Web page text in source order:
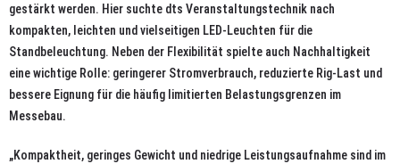
gestärkt werden. Hier suchte dts Veranstaltungstechnik nach
kompakten, leichten und vielseitigen LED-Leuchten für die
Standbeleuchtung. Neben der Flexibilität spielte auch Nachhaltigkeit
eine wichtige Rolle: geringerer Stromverbrauch, reduzierte Rig-Last und
bessere Eignung für die häufig limitierten Belastungsgrenzen im
Messebau.
„Kompaktheit, geringes Gewicht und niedrige Leistungsaufnahme sind im